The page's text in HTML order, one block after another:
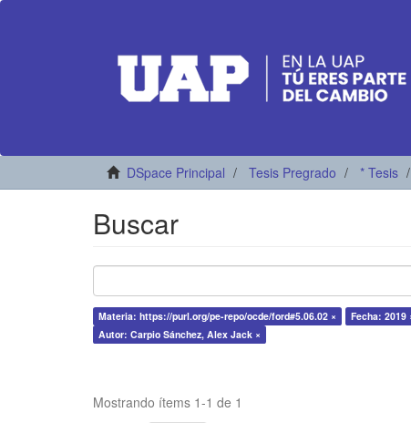
DSpace Principal Tesis Pregrado * Tesis
Buscar
Materia: https://purl.org/pe-repo/ocde/ford#5.06.02 × Fecha: 2019
Autor: Carpio Sánchez, Alex Jack ×
Mostrando ítems 1-1 de 1